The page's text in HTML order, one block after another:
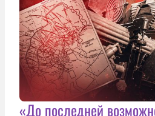
«До последней